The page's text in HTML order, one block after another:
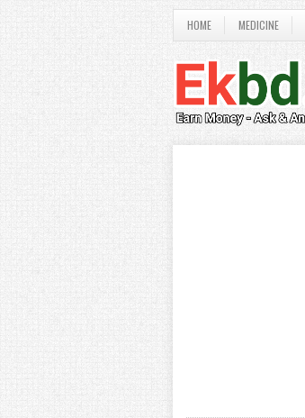
HOME MEDICINE